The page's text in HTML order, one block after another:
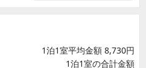
1泊1室平均金額 8,730円
1泊1室の合計金額